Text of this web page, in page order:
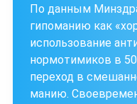
По данным
гипоманию как
использование
нормотимиков в
переход в
манию.